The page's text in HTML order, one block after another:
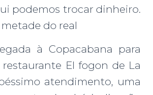
podemos trocar dinheiro.
metade do real
à Copacabana para
El fogon de La
atendimento, uma